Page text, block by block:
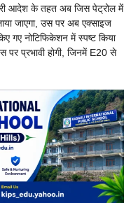
आदेश के तहत अब जिस पेट्रोल में
जाएगा, उस पर अब एक्साइज
गए नोटिफिकेशन में स्पष्ट किया
पर प्रभावी होगी, जिनमें E20 से